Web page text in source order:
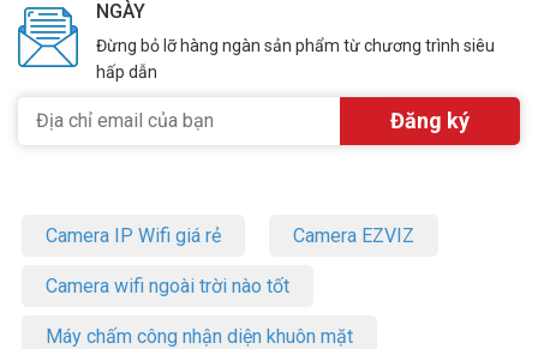
NGÀY
Đừng bỏ lỡ hàng ngàn sản phẩm từ chương trình siêu
hấp dẫn
Camera IP Wifi giá rẻ Camera EZVIZ
Camera wifi ngoài trời nào tốt
Máy chấm công nhận diện khuôn mặt